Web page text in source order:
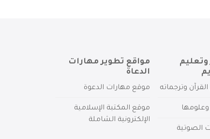
وترجماته
وعلومها
الصوتية
مواقع تطوير مهارات
الدعاة
موقع مهارات الدعوة
موقع المكتبة الإسلامية
الإلكترونية الشاملة